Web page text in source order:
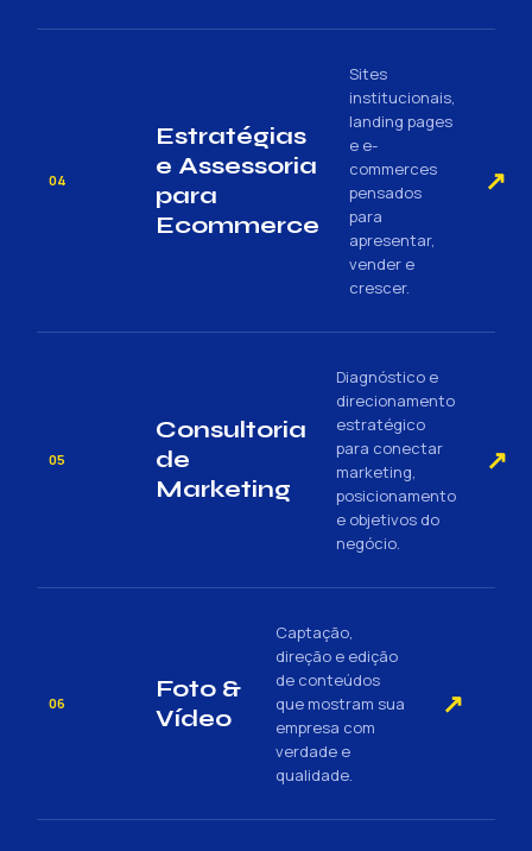
04
Estratégias
e Assessoria
para
Ecommerce
Sites
institucionais,
landing pages
e e-
commerces
pensados
para
apresentar,
vender e
crescer.
↗
05
Consultoria
de
Marketing
Diagnóstico e
direcionamento
estratégico
para conectar
marketing,
posicionamento
e objetivos do
negócio.
↗
06
Foto &
Vídeo
Captação,
direção e edição
de conteúdos
que mostram sua
empresa com
verdade e
qualidade.
↗